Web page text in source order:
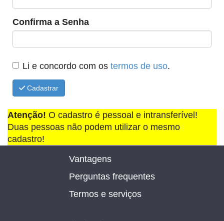
Confirma a Senha
Li e concordo com os termos de uso.
Cadastrar
Atenção! O cadastro é pessoal e intransferível!
Duas pessoas não podem utilizar o mesmo
cadastro!
Vantagens
Perguntas frequentes
Termos e serviços